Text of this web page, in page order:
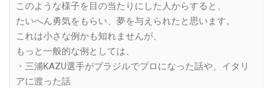
このような様子を目の当たりにした人からすると、
たいへん勇気をもらい、夢を与えられたと思います。
これは小さな例かも知れませんが、
もっと一般的な例としては、
・三浦KAZU選手がブラジルでプロになった話や、イタリ
アに渡った話